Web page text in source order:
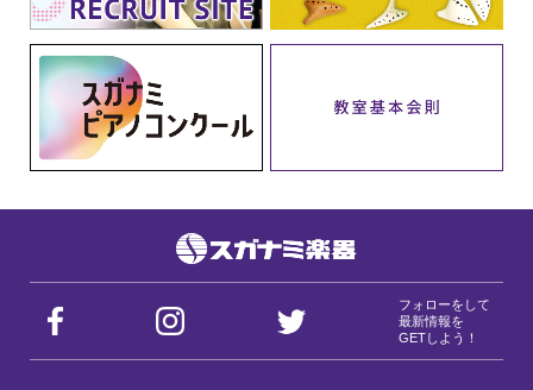
フォローをして
最新情報を
GETしよう！